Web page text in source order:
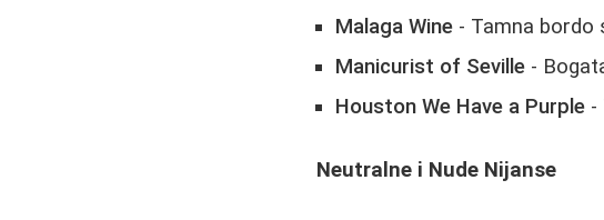
Malaga Wine - Tamna bordo
Manicurist of Seville -
Houston We Have a Purple -
Neutralne i Nude Nijanse